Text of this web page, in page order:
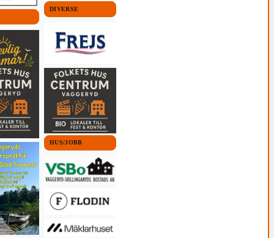
DIVERSE
HUS/JOBB